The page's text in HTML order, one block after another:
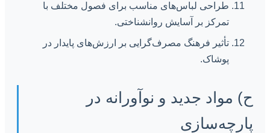
طراحی لباس‌های مناسب برای فصول مختلف با
تمرکز بر آسایش روانشناختی.
تأثیر فرهنگ مصرف‌گرایی بر ارزش‌های پایدار در
پوشاک.
ح) مواد جدید و نوآورانه در
پارچه‌سازی